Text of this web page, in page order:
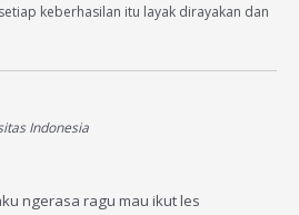
keberhasilan itu layak dirayakan dan
Indonesia
ngerasa ragu mau ikut les